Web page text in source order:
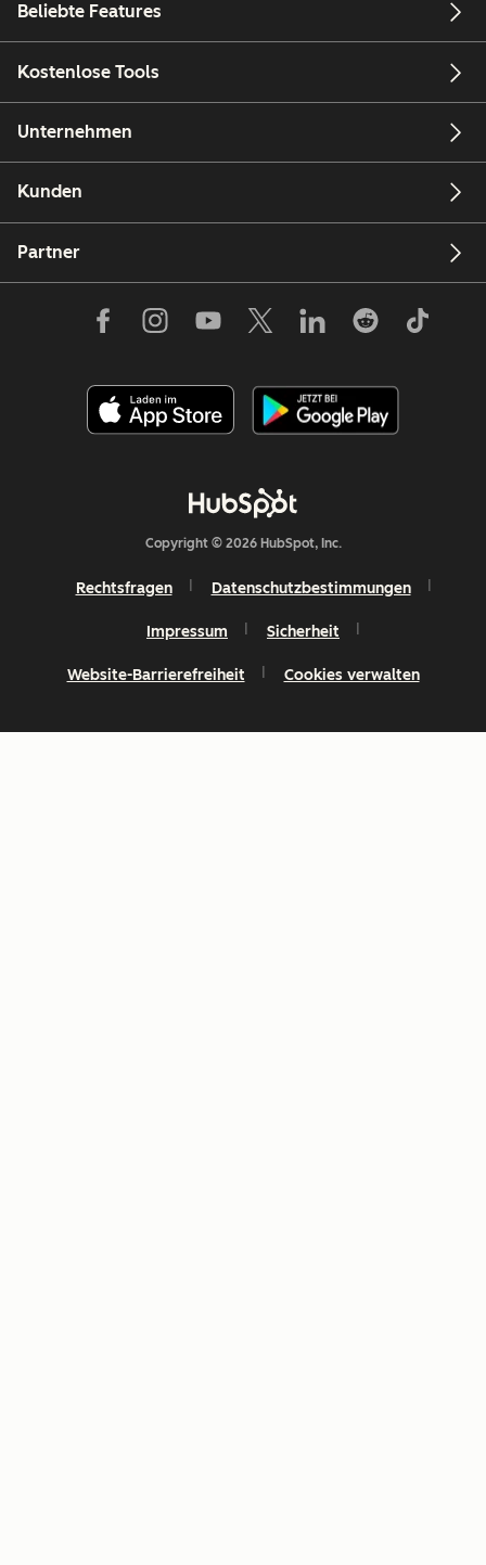
Beliebte Features
Kostenlose Tools
Unternehmen
Kunden
Partner
Copyright © 2026 HubSpot, Inc.
Rechtsfragen Datenschutzbestimmungen
Impressum Sicherheit
Website-Barrierefreiheit Cookies verwalten